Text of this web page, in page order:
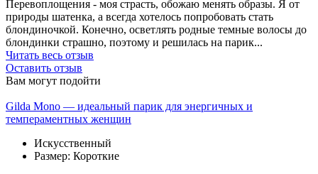
Перевоплощения - моя страсть, обожаю менять образы. Я от
природы шатенка, а всегда хотелось попробовать стать
блондиночкой. Конечно, осветлять родные темные волосы до
блондинки страшно, поэтому и решилась на парик...
Читать весь отзыв
Оставить отзыв
Вам могут подойти
Gilda Mono — идеальный парик для энергичных и
темпераментных женщин
Искусственный
Размер: Короткие